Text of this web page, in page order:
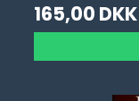
165,00 DKK